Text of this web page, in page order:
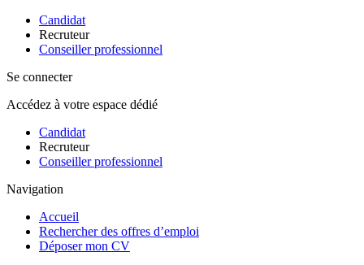
Candidat
Recruteur
Conseiller professionnel
Se connecter
Accédez à votre espace dédié
Candidat
Recruteur
Conseiller professionnel
Navigation
Accueil
Rechercher des offres d’emploi
Déposer mon CV